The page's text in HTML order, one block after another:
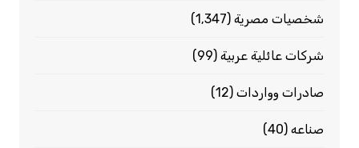
شخصيات مصرية(1٬347)
شركات عائلية عربية(99)
صادرات وواردات(12)
صناعه(40)